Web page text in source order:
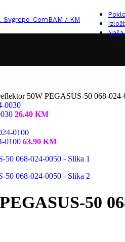
BAM / KM
50W PEGASUS-50 068-024-
26.40 KM
0100 63.90 KM
50